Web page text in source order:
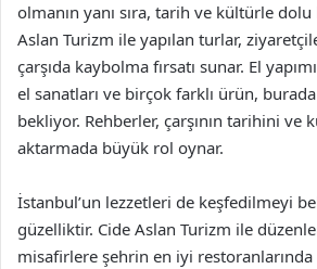
olmanın yanı sıra, tarih ve kültürle dolu
Aslan Turizm ile yapılan turlar,
çarşıda kaybolma fırsatı sunar. El
el sanatları ve birçok farklı ürün,
bekliyor. Rehberler, çarşının tarihini ve
aktarmada büyük rol oynar.
İstanbul’un lezzetleri de keşfedilmeyi
güzelliktir. Cide Aslan Turizm ile
misafirlere şehrin en iyi restoranlarında